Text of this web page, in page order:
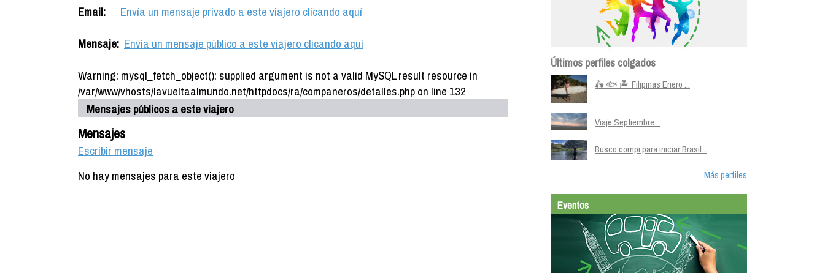
Email:
Envía un mensaje privado a este viajero clicando aquí
Mensaje: Envía un mensaje público a este viajero clicando aquí
Warning: mysql_fetch_object(): supplied argument is not a valid MySQL result resource in
/var/www/vhosts/lavueltaalmundo.net/httpdocs/ra/companeros/detalles.php on line 132
Mensajes públicos a este viajero
Mensajes
Escribir mensaje
No hay mensajes para este viajero
Últimos perfiles colgados
🛵 🐟 🏝️ Filipinas Enero ...
Viaje Septiembre...
Busco compi para iniciar Brasil...
Más perfiles
Eventos